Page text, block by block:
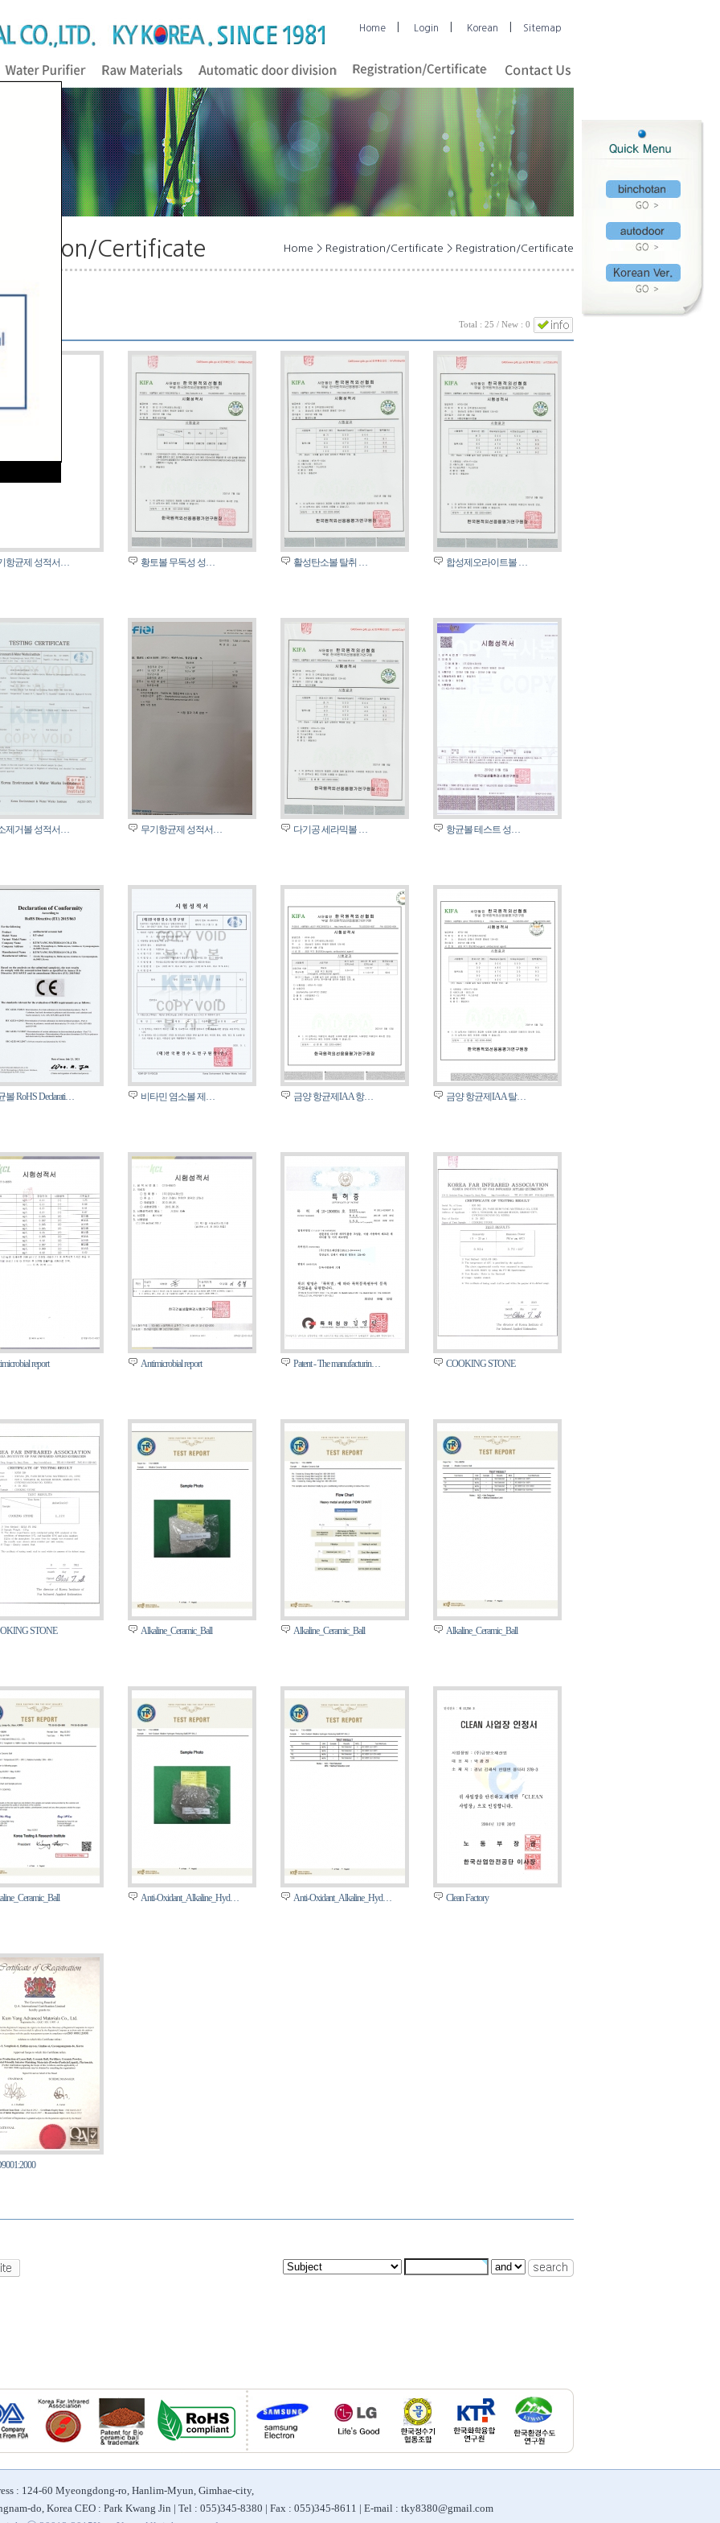
Home Login Korean Sitemap
Certificate Home > Registration/Certificate > Registration/Certificate
Total : 25 / New : 0
항균제 성적서… 황토볼 무독성 성… 활성탄소볼 탈취 … 합성제오라이트볼 …
제거볼 성적서… 무기항균제 성적서… 다기공 세라믹볼 … 항균볼 테스트 성…
볼 RoHS Declarati… 비타민 염소볼 제… 금양 항균제IAA 항… 금양 항균제IAA 탈…
report Antimicrobial report Patent - The manufacturin… COOKING STONE
STONE Alkaline_Ceramic_Ball Alkaline_Ceramic_Ball Alkaline_Ceramic_Ball
Anti-Oxidant_Alkaline_Hyd… Anti-Oxidant_Alkaline_Hyd… Clean Factory
: 124-60 Myeongdong-ro, Hanlim-Myun, Gimhae-city,
do, Korea CEO : Park Kwang Jin | Tel : 055)345-8380 | Fax : 055)345-8611 | E-mail : tky8380@gmail.com